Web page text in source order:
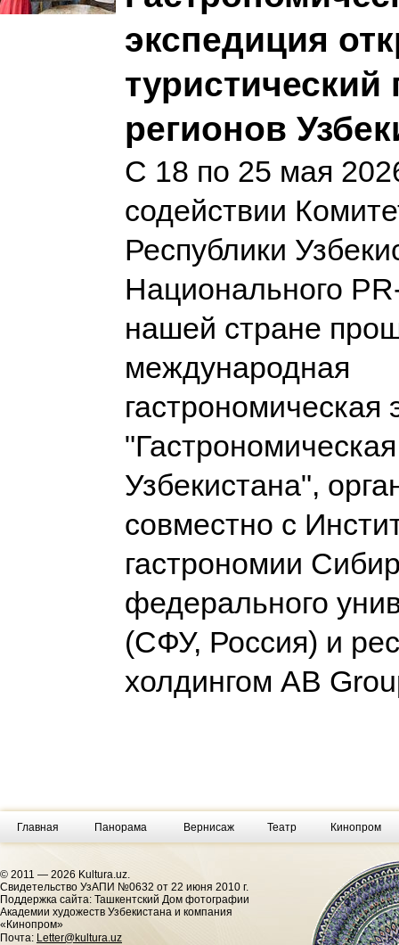
экспедиция
туристический
регионов
С 18 по 25 мая
содействии
Республики
Национального
нашей стране
международная
гастрономическая
Узбекистана",
совместно с
гастрономии
федерального
(СФУ, Россия) и
холдингом AB
Главная Панорама Вернисаж Театр Кинопром
© 2011 — 2026 Kultura.uz.
Cвидетельство УзАПИ №0632 от 22 июня 2010 г.
Поддержка сайта: Ташкентский Дом фотографии
Академии художеств Узбекистана и компания
«Кинопром»
Почта: Letter@kultura.uz